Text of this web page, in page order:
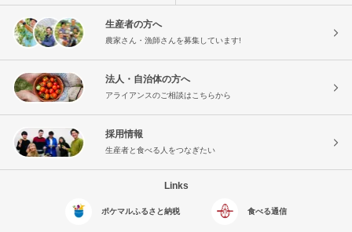
生産者の方へ
農家さん・漁師さんを募集しています!
法人・自治体の方へ
アライアンスのご相談はこちらから
採用情報
生産者と食べる人をつなぎたい
Links
ポケマルふるさと納税 食べる通信